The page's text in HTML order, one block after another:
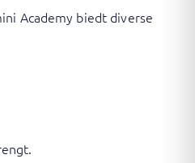
Academy biedt diverse